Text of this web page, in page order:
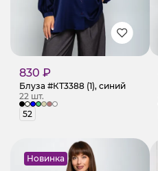
830 ₽
Блуза #КТ3388 (1), синий
22 шт.
52
Новинка